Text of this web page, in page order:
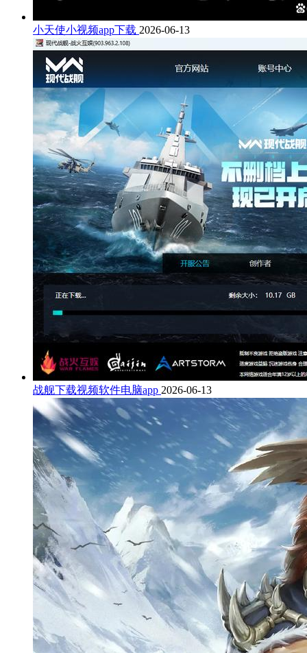
小天使小视频app下载 2026-06-13
战舰下载视频软件电脑app 2026-06-13